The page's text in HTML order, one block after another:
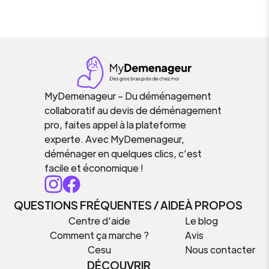
MyDemenageur – Du déménagement
collaboratif au devis de déménagement
pro, faites appel à la plateforme
experte. Avec MyDemenageur,
déménager en quelques clics, c’est
facile et économique !
QUESTIONS FRÉQUENTES / AIDE
Centre d'aide
Comment ça marche ?
Cesu
À PROPOS
Le blog
Avis
Nous contacter
DÉCOUVRIR